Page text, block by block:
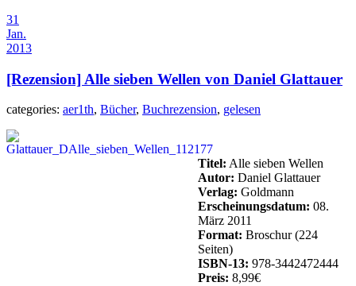
31
Jan.
2013
[Rezension] Alle sieben Wellen von Daniel Glattauer
categories: aer1th, Bücher, Buchrezension, gelesen
Titel: Alle sieben Wellen
Autor: Daniel Glattauer
Verlag: Goldmann
Erscheinungsdatum: 08.
März 2011
Format: Broschur (224
Seiten)
ISBN-13: 978-3442472444
Preis: 8,99€